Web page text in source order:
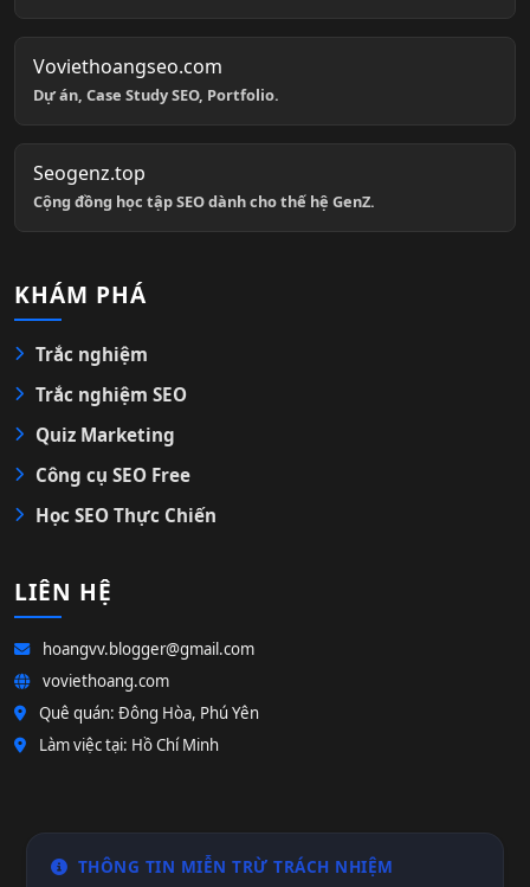
Voviethoangseo.com
Dự án, Case Study SEO, Portfolio.
Seogenz.top
Cộng đồng học tập SEO dành cho thế hệ GenZ.
KHÁM PHÁ
Trắc nghiệm
Trắc nghiệm SEO
Quiz Marketing
Công cụ SEO Free
Học SEO Thực Chiến
LIÊN HỆ
hoangvv.blogger@gmail.com
voviethoang.com
Quê quán: Đông Hòa, Phú Yên
Làm việc tại: Hồ Chí Minh
THÔNG TIN MIỄN TRỪ TRÁCH NHIỆM